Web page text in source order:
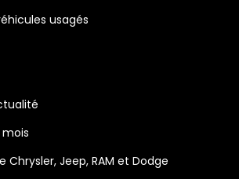
usagés
Chrysler, Jeep, RAM et Dodge